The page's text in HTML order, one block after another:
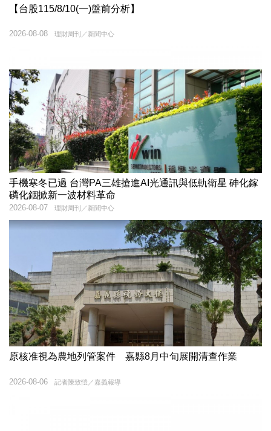
【台股115/8/10(一)盤前分析】
理財周刊／新聞中心
2026-08-08
手機寒冬已過 台灣PA三雄搶進AI光通訊與低軌衛星 砷化鎵
磷化銦掀新一波材料革命
理財周刊／新聞中心
2026-08-07
原核准視為農地列管案件 嘉縣8月中旬展開清查作業
記者陳致愷／嘉義報導
2026-08-06